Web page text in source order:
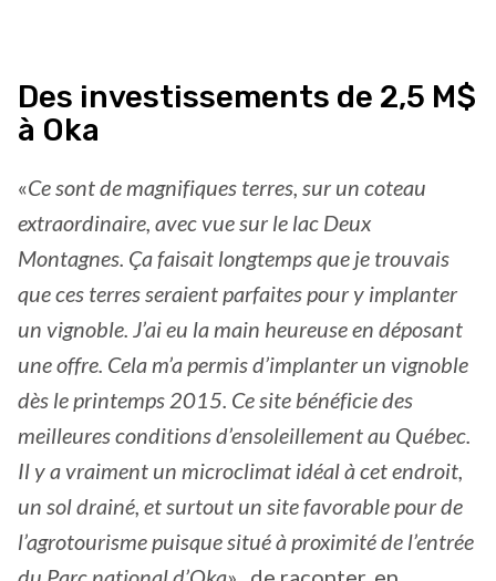
Des investissements de 2,5 M$
à Oka
«Ce sont de magnifiques terres, sur un coteau
extraordinaire, avec vue sur le lac Deux
Montagnes. Ça faisait longtemps que je trouvais
que ces terres seraient parfaites pour y implanter
un vignoble. J’ai eu la main heureuse en déposant
une offre. Cela m’a permis d’implanter un vignoble
dès le printemps 2015. Ce site bénéficie des
meilleures conditions d’ensoleillement au Québec.
Il y a vraiment un microclimat idéal à cet endroit,
un sol drainé, et surtout un site favorable pour de
l’agrotourisme puisque situé à proximité de l’entrée